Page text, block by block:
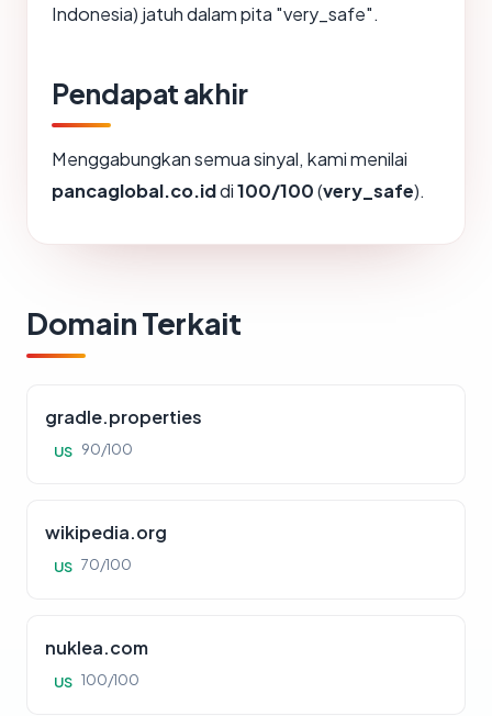
Indonesia) jatuh dalam pita "very_safe".
Pendapat akhir
Menggabungkan semua sinyal, kami menilai
pancaglobal.co.iddi100/100(very_safe).
Domain Terkait
gradle.properties
US 90/100
wikipedia.org
US 70/100
nuklea.com
US 100/100